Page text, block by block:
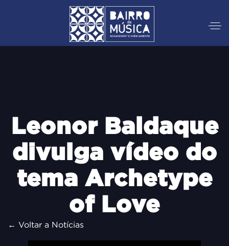
Leonor Baldaque
divulga vídeo do
tema Archetype
of Love
← Voltar a Notícias